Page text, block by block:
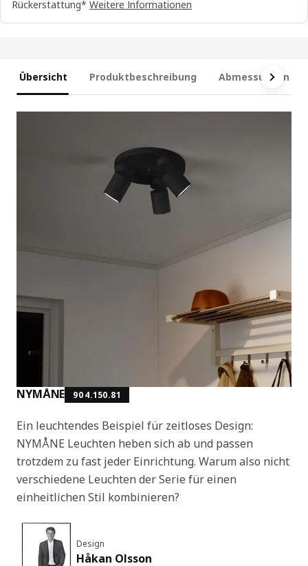
Rückerstattung* Weitere Informationen
Übersicht Produktbeschreibung Abmessungen
NYMÅNE 904.150.81
Ein leuchtendes Beispiel für zeitloses Design:
NYMÅNE Leuchten heben sich ab und passen
trotzdem zu fast jeder Einrichtung. Warum also nicht
verschiedene Leuchten der Serie für einen
einheitlichen Stil kombinieren?
Design
Håkan Olsson